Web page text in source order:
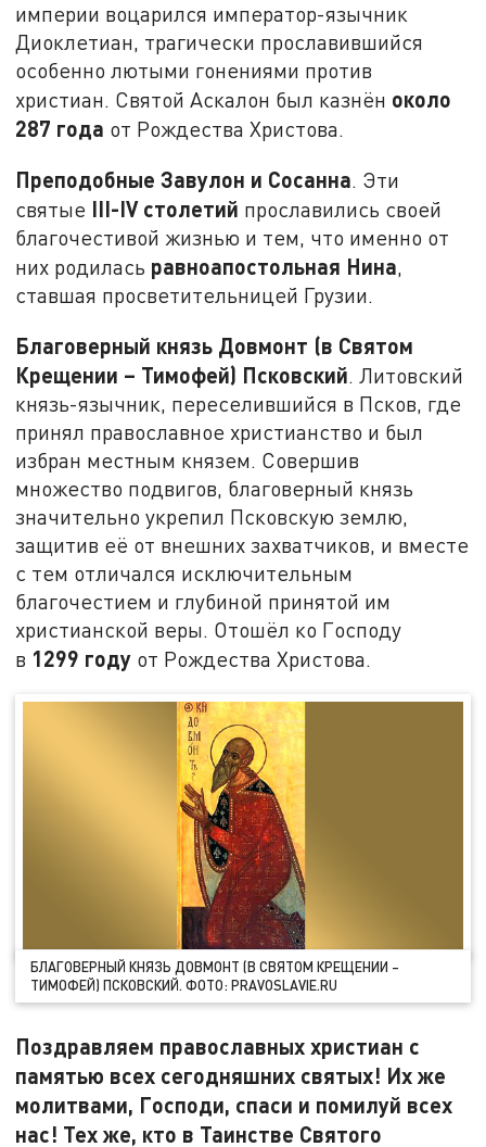
империи воцарился император-язычник
Диоклетиан, трагически прославившийся
особенно лютыми гонениями против
христиан. Святой Аскалон был казнён около
287 года от Рождества Христова.
Преподобные Завулон и Сосанна. Эти
святые III-IVстолетий прославились своей
благочестивой жизнью и тем, что именно от
них родилась равноапостольная Нина,
ставшая просветительницей Грузии.
Благоверный князь Довмонт (в Святом
Крещении – Тимофей) Псковский . Литовский
князь-язычник, переселившийся в Псков, где
принял православное христианство и был
избран местным князем. Совершив
множество подвигов, благоверный князь
значительно укрепил Псковскую землю,
защитив её от внешних захватчиков, и вместе
с тем отличался исключительным
благочестием и глубиной принятой им
христианской веры. Отошёл ко Господу
в 1299 году от Рождества Христова.
БЛАГОВЕРНЫЙ КНЯЗЬ ДОВМОНТ (В СВЯТОМ КРЕЩЕНИИ –
ТИМОФЕЙ) ПСКОВСКИЙ. ФОТО: PRAVOSLAVIE.RU
Поздравляем православных христиан с
памятью всех сегодняшних святых! Их же
молитвами, Господи, спаси и помилуй всех
нас! Тех же, кто в Таинстве Святого